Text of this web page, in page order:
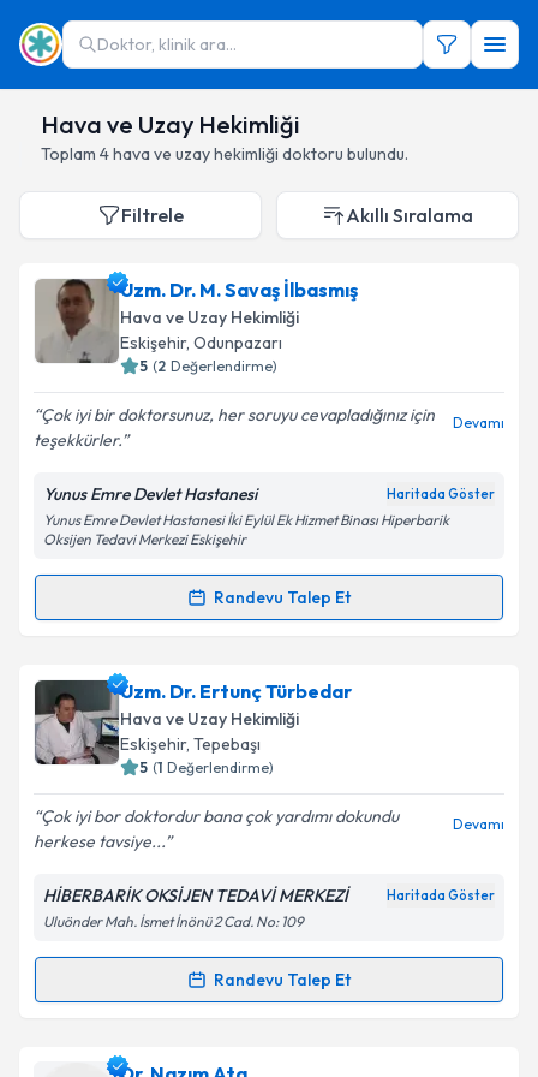
Doktor, klinik ara...
Hava ve Uzay Hekimliği
Toplam 4hava ve uzay hekimliği doktoru bulundu.
Filtrele Akıllı Sıralama
Uzm. Dr. M. Savaş İlbasmış
Hava ve Uzay Hekimliği
Eskişehir, Odunpazarı
5 (2 Değerlendirme)
Çok iyi bir doktorsunuz, her soruyu cevapladığınız için
teşekkürler.
Devamı
Yunus Emre Devlet Hastanesi Haritada Göster
Yunus Emre Devlet Hastanesi İki Eylül Ek Hizmet Binası Hiperbarik
Oksijen Tedavi Merkezi Eskişehir
Randevu Talep Et
Randevu Takvimi Talebi
Uzm. Dr. M. Savaş İlbasmışiçin randevu takvimi
talebi oluşturun. Size bu uzmandan randevu almanız
için bir takvim hazırlandığında e-posta ile
bilgilendireceğiz.
E-posta Adresiniz
Kişisel verilerimin işlenmesine ilişkin
Metni'ni okudum ve kişisel verilerimin belirtilen
kapsamda işlenmesini kabul ediyorum.
Uzm. Dr. Ertunç Türbedar
Hava ve Uzay Hekimliği
Eskişehir, Tepebaşı
5 (1 Değerlendirme)
Çok iyi bor doktordur bana çok yardımı dokundu
herkese tavsiye...
Devamı
HİBERBARİK OKSİJEN TEDAVİ MERKEZİ Haritada Göster
Uluönder Mah. İsmet İnönü 2 Cad. No: 109
Randevu Talep Et
Randevu Takvimi Talebi
Uzm. Dr. Ertunç Türbedar